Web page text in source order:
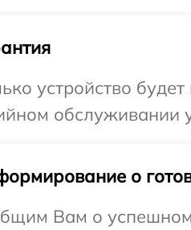
устройство
обслуживании
о
Вам о успешном